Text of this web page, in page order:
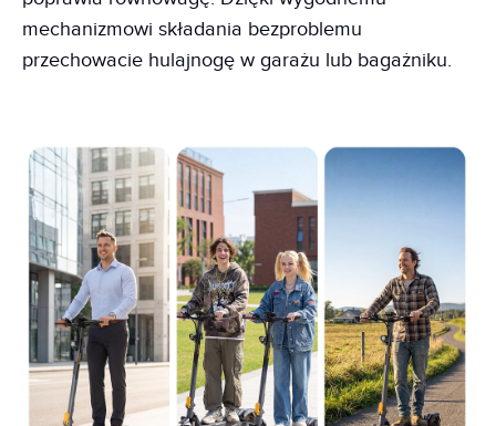
mechanizmowi składania bezproblemu
przechowacie hulajnogę w garażu lub bagażniku.